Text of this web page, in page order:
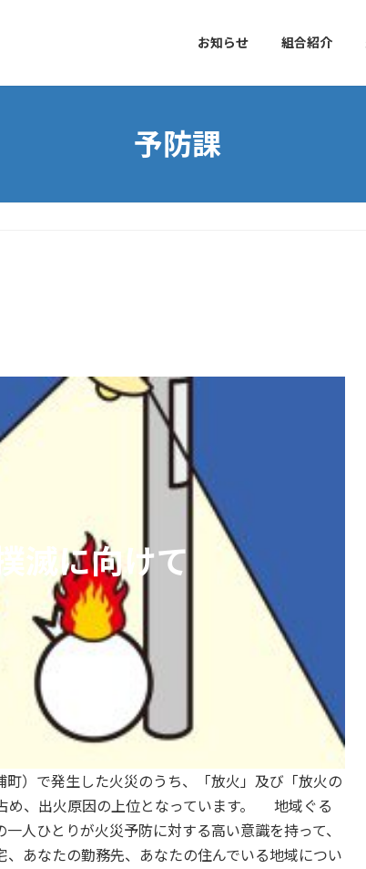
お知らせ 組合紹介
予防課
滅に向けて
）で発生した火災のうち、「放火」及び「放火の
め、出火原因の上位となっています。 地域ぐる
人ひとりが火災予防に対する高い意識を持って、
あなたの勤務先、あなたの住んでいる地域につい